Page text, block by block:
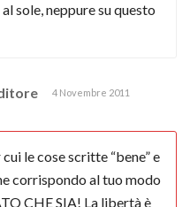
sole, neppure su questo
4 Novembre 2011
le cose scritte “bene” e
corrispondo al tuo modo
CHE SIA! La libertà è